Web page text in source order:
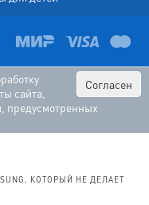
Согласен
сайта,
предусмотренных
КОТОРЫЙ НЕ ДЕЛАЕТ